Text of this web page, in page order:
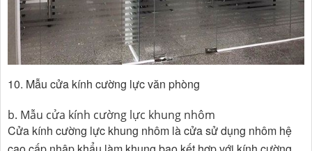
10. Mẫu cửa kính cường lực văn phòng
b. Mẫu cửa kính cường lực khung nhôm
Cửa kính cường lực khung nhôm là cửa sử dụng nhôm hệ